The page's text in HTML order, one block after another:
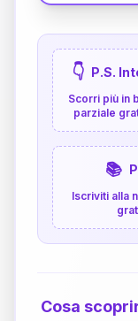
👇 P.S.
Scorri più in
parziale
📚
Iscriviti alla
Cosa